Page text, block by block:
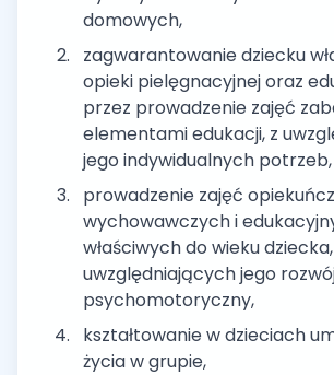
domowych,
zagwarantowanie dziecku
opieki pielęgnacyjnej oraz
przez prowadzenie zajęć
elementami edukacji, z
jego indywidualnych potrzeb,
prowadzenie zajęć
wychowawczych i
właściwych do wieku dziecka,
uwzględniających jego
psychomotoryczny,
kształtowanie w dzieciach
życia w grupie,